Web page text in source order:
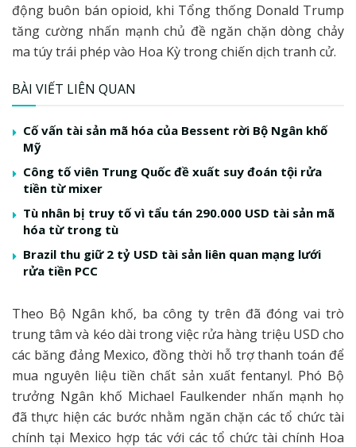
động buôn bán opioid, khi Tổng thống Donald Trump
tăng cường nhấn mạnh chủ đề ngăn chặn dòng chảy
ma túy trái phép vào Hoa Kỳ trong chiến dịch tranh cử.
BÀI VIẾT LIÊN QUAN
Cố vấn tài sản mã hóa của Bessent rời Bộ Ngân khố
Mỹ
Công tố viên Trung Quốc đề xuất suy đoán tội rửa
tiền từ mixer
Tù nhân bị truy tố vì tẩu tán 290.000 USD tài sản mã
hóa từ trong tù
Brazil thu giữ 2 tỷ USD tài sản liên quan mạng lưới
rửa tiền PCC
Theo Bộ Ngân khố, ba công ty trên đã đóng vai trò
trung tâm và kéo dài trong việc rửa hàng triệu USD cho
các băng đảng Mexico, đồng thời hỗ trợ thanh toán để
mua nguyên liệu tiền chất sản xuất fentanyl. Phó Bộ
trưởng Ngân khố Michael Faulkender nhấn mạnh họ
đã thực hiện các bước nhằm ngăn chặn các tổ chức tài
chính tại Mexico hợp tác với các tổ chức tài chính Hoa